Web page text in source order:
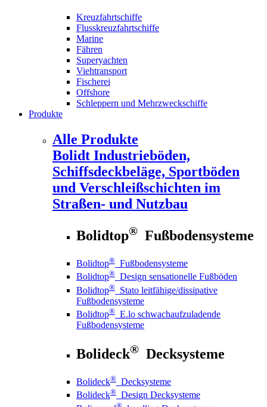
Kreuzfahrtschiffe
Flusskreuzfahrtschiffe
Marine
Fähren
Superyachten
Viehtransport
Fischerei
Offshore
Schleppern und Mehrzweckschiffe
Produkte
Alle Produkte
Bolidt Industrieböden,
Schiffsdeckbeläge, Sportböden
und Verschleißschichten im
Straßen- und Nutzbau
Bolidtop® Fußbodensysteme
Bolidtop® Fußbodensysteme
Bolidtop® Design sensationelle Fußböden
Bolidtop® Stato leitfähige/dissipative
Fußbodensysteme
Bolidtop® E.lo schwachaufzuladende
Fußbodensysteme
Bolideck® Decksysteme
Bolideck® Decksysteme
Bolideck® Design Decksysteme
®